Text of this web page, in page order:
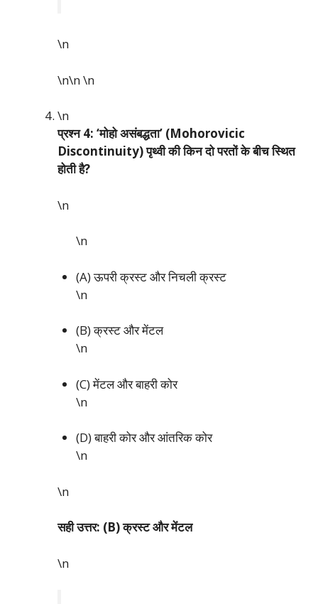
\n
\n\n\n
\n
प्रश्न 4: ‘मोहो असंबद्धता’ (Mohorovicic
Discontinuity) पृथ्वी की किन दो परतों के बीच स्थित
होती है?
\n
\n
(A) ऊपरी क्रस्ट और निचली क्रस्ट
\n
(B) क्रस्ट और मेंटल
\n
(C) मेंटल और बाहरी कोर
\n
(D) बाहरी कोर और आंतरिक कोर
\n
\n
सही उत्तर: (B) क्रस्ट और मेंटल
\n